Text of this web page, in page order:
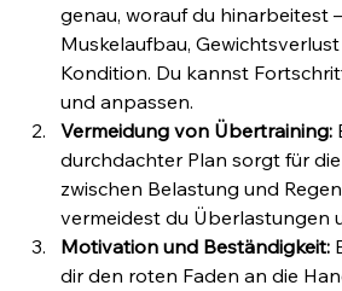
genau, worauf du hinarbeitest
Muskelaufbau,
Kondition. Du kannst
und anpassen.
Vermeidung von Übertraining:
durchdachter Plan sorgt für
zwischen Belastung und
vermeidest du Überlastungen
Motivation und Beständigkeit:
dir den roten Faden an die